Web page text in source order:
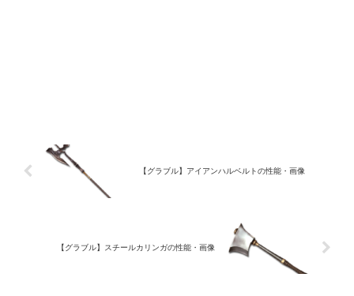
【グラブル】アイアンハルベルトの性能・画像
【グラブル】スチールカリンガの性能・画像